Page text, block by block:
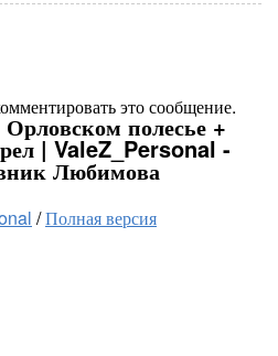
это сообщение.
полесье +
| ValeZ_Personal -
Любимова
/Полная версия